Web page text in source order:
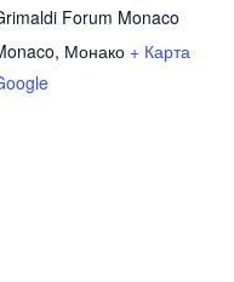
Forum Monaco
, Монако + Карта